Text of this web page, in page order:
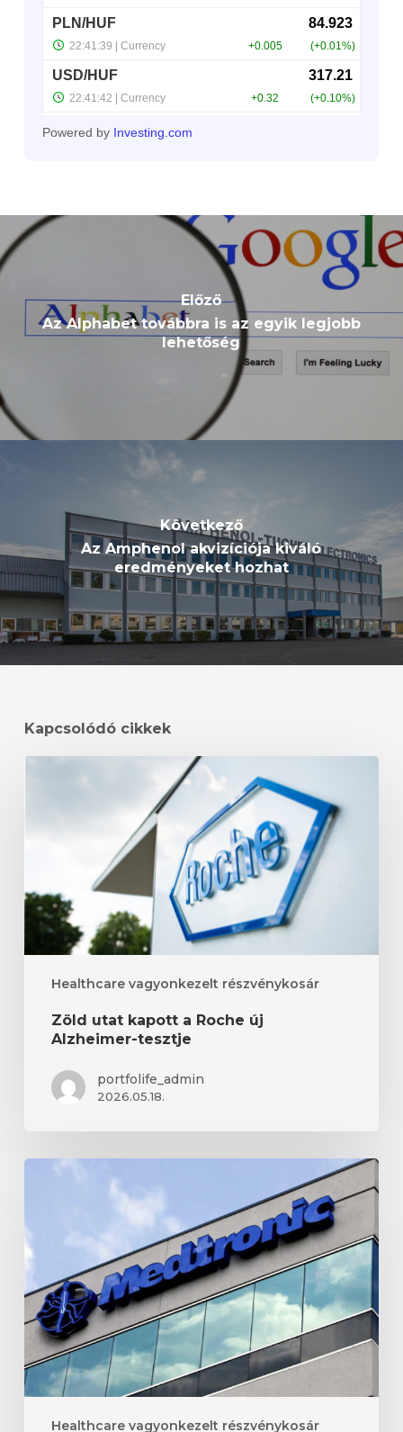
Powered by Investing.com
Előző
Az Alphabet továbbra is az egyik legjobb
lehetőség
Következő
Az Amphenol akvizíciója kiváló
eredményeket hozhat
Kapcsolódó cikkek
Healthcare vagyonkezelt részvénykosár
Alzheimer-
tesztje
Zöld utat kapott a Roche új
Alzheimer-tesztje
portfolife_admin
2026.05.18.
Healthcare vagyonkezelt részvénykosár
Kardiológiai
idegtudományi
felvásárlásokkal
bővítene
Medtronic